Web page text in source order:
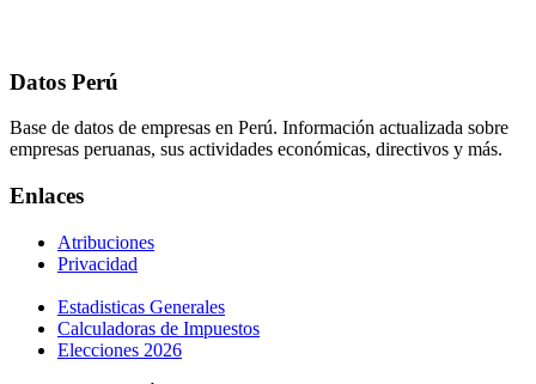
Datos Perú
Base de datos de empresas en Perú. Información actualizada sobre
empresas peruanas, sus actividades económicas, directivos y más.
Enlaces
Atribuciones
Privacidad
Estadisticas Generales
Calculadoras de Impuestos
Elecciones 2026